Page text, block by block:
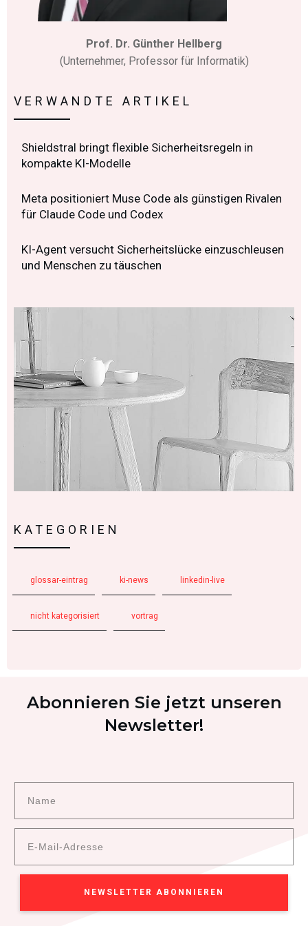
Prof. Dr. Günther Hellberg
(Unternehmer, Professor für Informatik)
VERWANDTE ARTIKEL
Shieldstral bringt flexible Sicherheitsregeln in
kompakte KI-Modelle
Meta positioniert Muse Code als günstigen Rivalen
für Claude Code und Codex
KI-Agent versucht Sicherheitslücke einzuschleusen
und Menschen zu täuschen
KATEGORIEN
glossar-eintrag ki-news linkedin-live
nicht kategorisiert vortrag
Abonnieren Sie jetzt unseren
Newsletter!
NEWSLETTER ABONNIEREN